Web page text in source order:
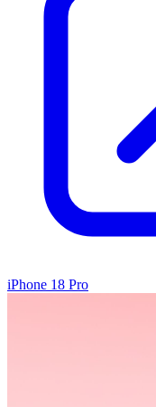
iPhone 18 Pro